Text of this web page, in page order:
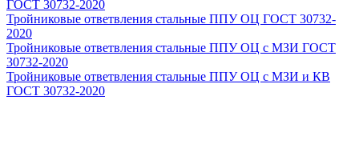
ГОСТ 30732-2020
Тройниковые ответвления стальные ППУ ОЦ ГОСТ 30732-
2020
Тройниковые ответвления стальные ППУ ОЦ с МЗИ ГОСТ
30732-2020
Тройниковые ответвления стальные ППУ ОЦ с МЗИ и КВ
ГОСТ 30732-2020